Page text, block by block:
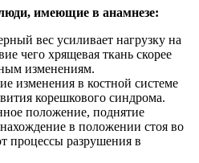
имеющие в анамнезе:
вес усиливает нагрузку на
чего хрящевая ткань скорее
изменениям.
изменения в костной системе
корешкового синдрома.
положение, поднятие
в положении стоя во
процессы разрушения в